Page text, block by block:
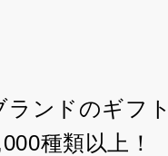
ランドのギフ
種類以上！